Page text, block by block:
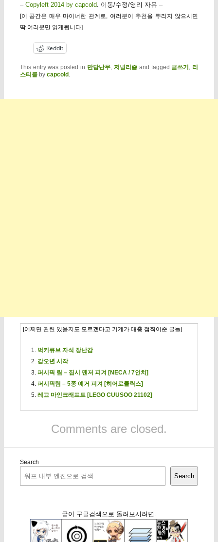
– Copyleft 2014 by capcold . 이동/수정/영리 자유 –
[이 공간은 매우 마이너한 관계로, 여러분이 추천을 뿌리지 않으시면
딱 여러분만 읽게됩니다]
Reddit
This entry was posted in 만담난무, 저널리즘and tagged글쓰기 , 리
스티클by capcold .
[어쩌면 관련 있을지도 모르겠다고 기계가 대충 점찍어준 글들]
벅키큐브 자석 장난감
갑오년 시작
퍼시픽 림 – 집시 덴저 피겨 [NECA / 7인치]
퍼시픽림 – 5종 예거 피겨 [히어로클릭스]
레고 마인크래프트 [LEGO CUUSOO 21102]
Comments are closed.
Search
Search
굳이 구글검색으로 돌려보시려면: